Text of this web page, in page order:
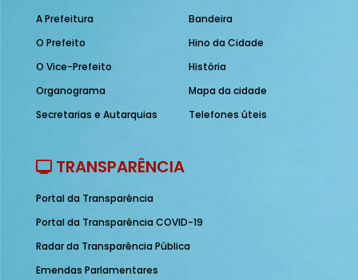
A Prefeitura
O Prefeito
O Vice-Prefeito
Organograma
Secretarias e Autarquias
Bandeira
Hino da Cidade
História
Mapa da cidade
Telefones úteis
TRANSPARÊNCIA
Portal da Transparência
Portal da Transparência COVID-19
Radar da Transparência Pública
Emendas Parlamentares